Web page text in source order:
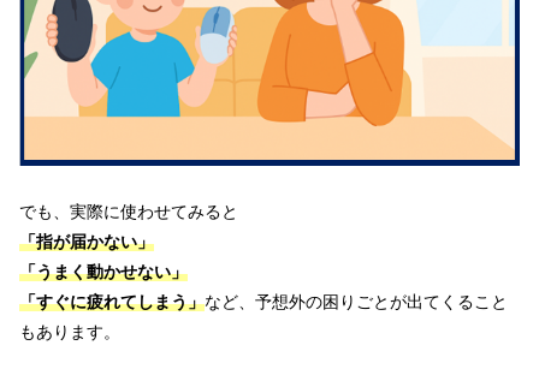
でも、実際に使わせてみると
「指が届かない」
「うまく動かせない」
「すぐに疲れてしまう」など、予想外の困りごとが出てくること
もあります。